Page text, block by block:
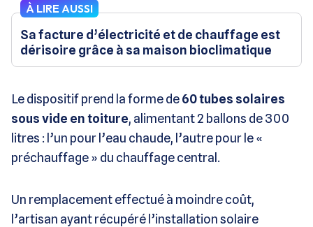
À LIRE AUSSI
Sa facture d’électricité et de chauffage est
dérisoire grâce à sa maison bioclimatique
Le dispositif prend la forme de60 tubes solaires
sous vide en toiture, alimentant 2 ballons de 300
litres : l’un pour l’eau chaude, l’autre pour le «
préchauffage » du chauffage central.
Un remplacement effectué à moindre coût,
l’artisan ayant récupéré l’installation solaire